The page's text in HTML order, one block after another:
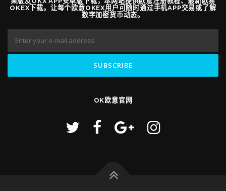
OKEX下载。让每个欧意OKEX用户可随时通过手机APP交易或了解
数字加密货币动态。
OK欧意官网